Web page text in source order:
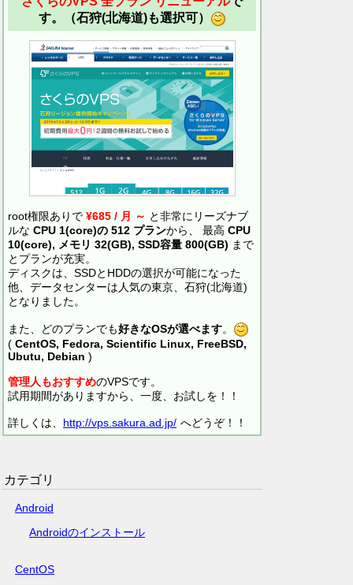
す。（石狩(北海道)も選択可）
root権限ありで ¥685 / 月 ～ と非常にリーズナブ
ルな CPU 1(core)の 512 プランから、 最高 CPU
10(core), メモリ 32(GB), SSD容量 800(GB) まで
とプランが充実。
ディスクは、SSDとHDDの選択が可能になった
他、データセンターは人気の東京、石狩(北海道)
となりました。
また、どのプランでも好きなOSが選べます。
( CentOS, Fedora, Scientific Linux, FreeBSD,
Ubutu, Debian )
管理人もおすすめのVPSです。
試用期間がありますから、一度、お試しを！！
詳しくは、 http://vps.sakura.ad.jp/ へどうぞ！！
カテゴリ
Android
Androidのインストール
CentOS